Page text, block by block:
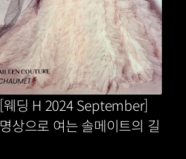
[웨딩 H 2024 September]
명상으로 여는 솔메이트의 길